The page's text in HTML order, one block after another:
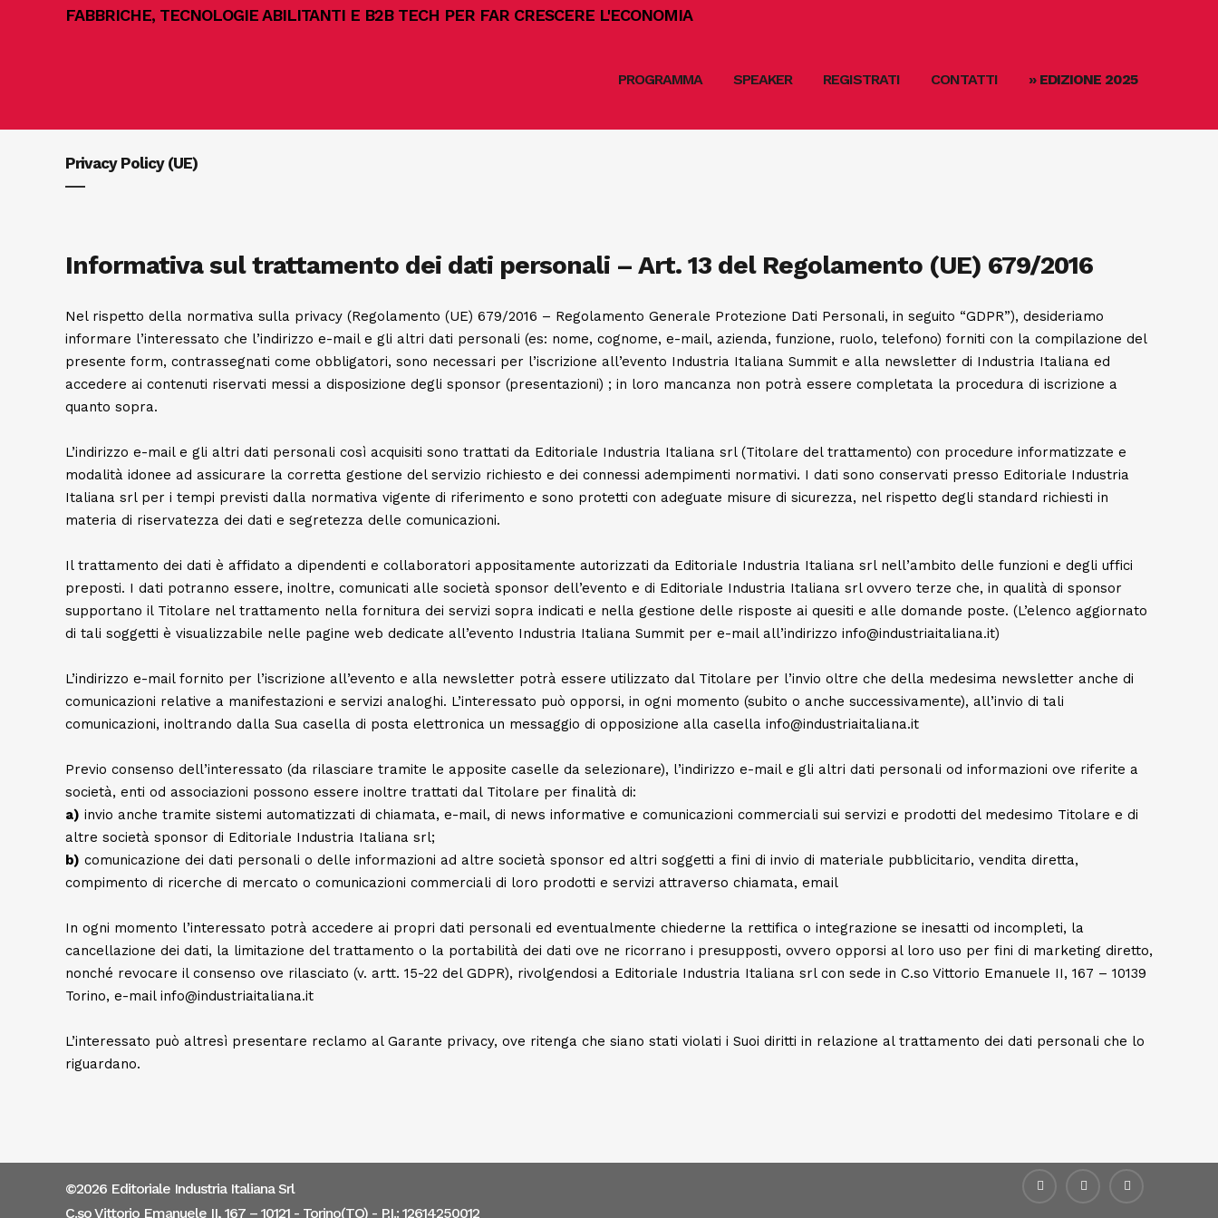
FABBRICHE, TECNOLOGIE ABILITANTI E B2B TECH PER FAR CRESCERE L'ECONOMIA
PROGRAMMA SPEAKER REGISTRATI CONTATTI » EDIZIONE 2025
Privacy Policy (UE)
Informativa sul trattamento dei dati personali – Art. 13 del Regolamento (UE) 679/2016
Nel rispetto della normativa sulla privacy (Regolamento (UE) 679/2016 – Regolamento Generale Protezione Dati Personali, in seguito “GDPR”), desideriamo
informare l’interessato che l’indirizzo e-mail e gli altri dati personali (es: nome, cognome, e-mail, azienda, funzione, ruolo, telefono) forniti con la compilazione del
presente form, contrassegnati come obbligatori, sono necessari per l’iscrizione all’evento Industria Italiana Summit e alla newsletter di Industria Italiana ed
accedere ai contenuti riservati messi a disposizione degli sponsor (presentazioni) ; in loro mancanza non potrà essere completata la procedura di iscrizione a
quanto sopra.
L’indirizzo e-mail e gli altri dati personali così acquisiti sono trattati da Editoriale Industria Italiana srl (Titolare del trattamento) con procedure informatizzate e
modalità idonee ad assicurare la corretta gestione del servizio richiesto e dei connessi adempimenti normativi. I dati sono conservati presso Editoriale Industria
Italiana srl per i tempi previsti dalla normativa vigente di riferimento e sono protetti con adeguate misure di sicurezza, nel rispetto degli standard richiesti in
materia di riservatezza dei dati e segretezza delle comunicazioni.
Il trattamento dei dati è affidato a dipendenti e collaboratori appositamente autorizzati da Editoriale Industria Italiana srl nell’ambito delle funzioni e degli uffici
preposti. I dati potranno essere, inoltre, comunicati alle società sponsor dell’evento e di Editoriale Industria Italiana srl ovvero terze che, in qualità di sponsor
supportano il Titolare nel trattamento nella fornitura dei servizi sopra indicati e nella gestione delle risposte ai quesiti e alle domande poste. (L’elenco aggiornato
di tali soggetti è visualizzabile nelle pagine web dedicate all’evento Industria Italiana Summit per e-mail all’indirizzo info@industriaitaliana.it)
L’indirizzo e-mail fornito per l’iscrizione all’evento e alla newsletter potrà essere utilizzato dal Titolare per l’invio oltre che della medesima newsletter anche di
comunicazioni relative a manifestazioni e servizi analoghi. L’interessato può opporsi, in ogni momento (subito o anche successivamente), all’invio di tali
comunicazioni, inoltrando dalla Sua casella di posta elettronica un messaggio di opposizione alla casella info@industriaitaliana.it
Previo consenso dell’interessato (da rilasciare tramite le apposite caselle da selezionare), l’indirizzo e-mail e gli altri dati personali od informazioni ove riferite a
società, enti od associazioni possono essere inoltre trattati dal Titolare per finalità di:
a) invio anche tramite sistemi automatizzati di chiamata, e-mail, di news informative e comunicazioni commerciali sui servizi e prodotti del medesimo Titolare e di
altre società sponsor di Editoriale Industria Italiana srl;
b) comunicazione dei dati personali o delle informazioni ad altre società sponsor ed altri soggetti a fini di invio di materiale pubblicitario, vendita diretta,
compimento di ricerche di mercato o comunicazioni commerciali di loro prodotti e servizi attraverso chiamata, email
In ogni momento l’interessato potrà accedere ai propri dati personali ed eventualmente chiederne la rettifica o integrazione se inesatti od incompleti, la
cancellazione dei dati, la limitazione del trattamento o la portabilità dei dati ove ne ricorrano i presupposti, ovvero opporsi al loro uso per fini di marketing diretto,
nonché revocare il consenso ove rilasciato (v. artt. 15-22 del GDPR), rivolgendosi a Editoriale Industria Italiana srl con sede in C.so Vittorio Emanuele II, 167 – 10139
Torino, e-mail info@industriaitaliana.it
L’interessato può altresì presentare reclamo al Garante privacy, ove ritenga che siano stati violati i Suoi diritti in relazione al trattamento dei dati personali che lo
riguardano.
©2026 Editoriale Industria Italiana Srl
C.so Vittorio Emanuele II, 167 – 10121 - Torino(TO) - P.I.: 12614250012